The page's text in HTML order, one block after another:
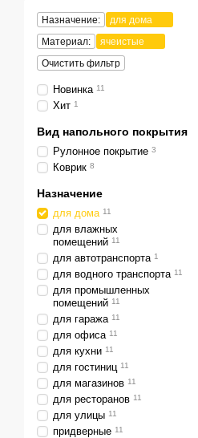
Назначение:
для дома
Материал:
ячеистые
Очистить фильтр
Новинка 11
Хит 1
Вид напольного покрытия
Рулонное покрытие 3
Коврик 8
Назначение
для дома 11
для влажных
помещений 11
для автотранспорта 1
для водного транспорта 11
для промышленных
помещений 11
для гаража 11
для офиса 11
для кухни 11
для гостиниц 11
для магазинов 11
для ресторанов 11
для улицы 11
придверные 11